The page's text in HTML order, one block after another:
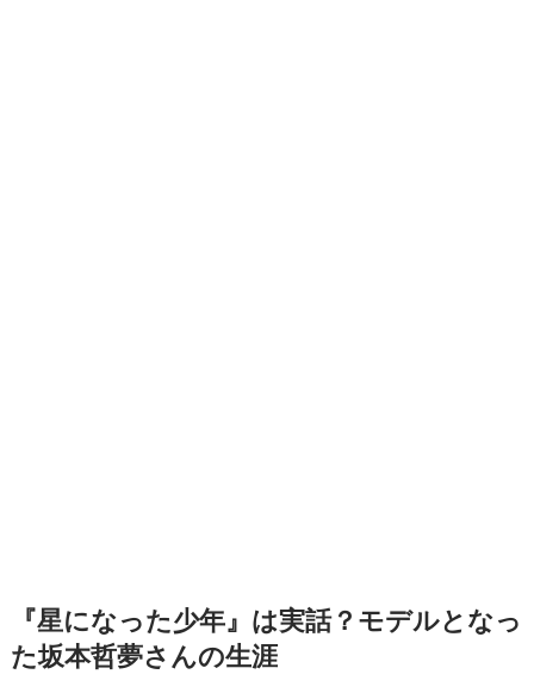
『星になった少年』は実話？モデルとなっ
た坂本哲夢さんの生涯